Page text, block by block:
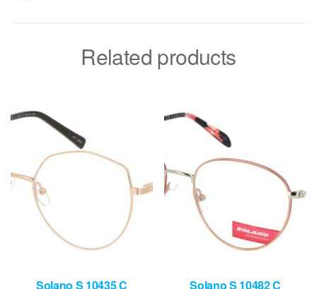
Related products
Solano S 10435 C Solano S 10482 C